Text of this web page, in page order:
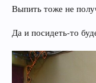
Выпить тоже не
Да и посидеть-то